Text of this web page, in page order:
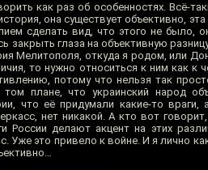
как раз об особенностях. Всё-
она существует объективно,
сделать вид, что этого не было,
закрыть глаза на объективную
Мелитополя, откуда я родом, или
то нужно относиться к ним как к
потому что нельзя так
плане, что украинский народ
что её придумали какие-то
нет никакой. А кто вот
России делают акцент на этих
Уже это привело к войне. И я лично